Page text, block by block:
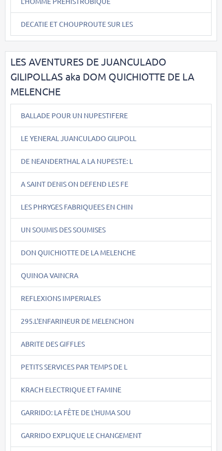
DECATIE ET CHOUPROUTE SUR LES
LES AVENTURES DE JUANCULADO
GILIPOLLAS aka DOM QUICHIOTTE DE LA
MELENCHE
BALLADE POUR UN NUPESTIFERE
LE YENERAL JUANCULADO GILIPOLL
DE NEANDERTHAL A LA NUPESTE: L
A SAINT DENIS ON DEFEND LES FE
LES PHRYGES FABRIQUEES EN CHIN
UN SOUMIS DES SOUMISES
DON QUICHIOTTE DE LA MELENCHE
QUINOA VAINCRA
REFLEXIONS IMPERIALES
295.L'ENFARINEUR DE MELENCHON
ABRITE DES GIFFLES
PETITS SERVICES PAR TEMPS DE L
KRACH ELECTRIQUE ET FAMINE
GARRIDO: LA FÊTE DE L'HUMA SOU
GARRIDO EXPLIQUE LE CHANGEMENT